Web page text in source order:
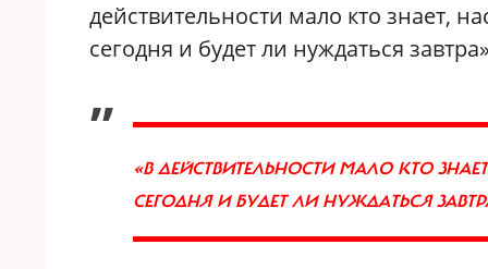
действительности мало кто знает,
сегодня и будет ли нуждаться
„
«В ДЕЙСТВИТЕЛЬНОСТИ МАЛО КТО
СЕГОДНЯ И БУДЕТ ЛИ НУЖДАТЬСЯ